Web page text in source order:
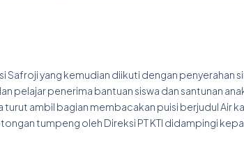
yang kemudian diikuti dengan penyerahan
pelajar penerima bantuan siswa dan santunan
turut ambil bagian membacakan puisi berjudul Air
tumpeng oleh Direksi PT KTI didampingi